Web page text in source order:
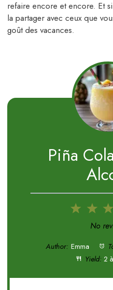
refaire encore et encore. Et
la partager avec ceux que
goût des vacances.
Piña
3
2
1
Star
No
Author: Emma
Yield: 2